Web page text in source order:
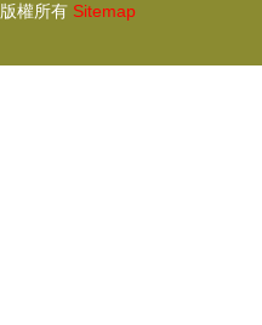
版權所有 Sitemap